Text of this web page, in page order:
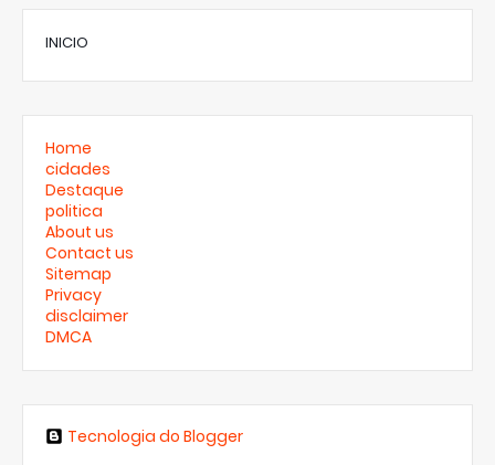
INICIO
Home
cidades
Destaque
politica
About us
Contact us
Sitemap
Privacy
disclaimer
DMCA
Tecnologia do Blogger